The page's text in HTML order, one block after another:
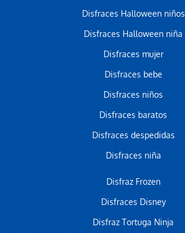
Disfraces Halloween niños
Disfraces Halloween niña
Disfraces mujer
Disfraces bebe
Disfraces niños
Disfraces baratos
Disfraces despedidas
Disfraces niña
Disfraz Frozen
Disfraces Disney
Disfraz Tortuga Ninja